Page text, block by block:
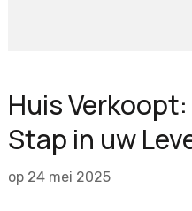
Huis
Stap in uw
op 24 mei 2025